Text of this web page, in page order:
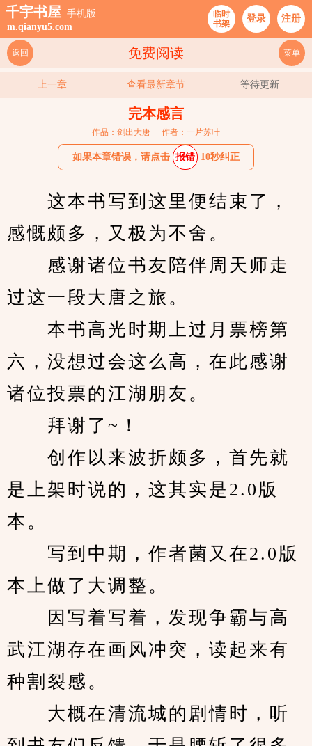
千宇书屋 手机版
m.qianyu5.com
临时
书架
登录 注册
免费阅读
返回 菜单
上一章 查看最新章节 等待更新
完本感言
作品：剑出大唐 作者：一片苏叶
如果本章错误，请点击 报错 10秒纠正
这本书写到这里便结束了，
感慨颇多，又极为不舍。
感谢诸位书友陪伴周天师走
过这一段大唐之旅。
本书高光时期上过月票榜第
六，没想过会这么高，在此感谢
诸位投票的江湖朋友。
拜谢了~！
创作以来波折颇多，首先就
是上架时说的，这其实是2.0版
本。
写到中期，作者菌又在2.0版
本上做了大调整。
因写着写着，发现争霸与高
武江湖存在画风冲突，读起来有
种割裂感。
大概在清流城的剧情时，听